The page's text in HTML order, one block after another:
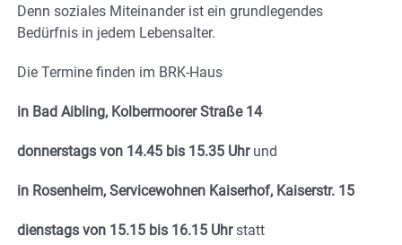
Denn soziales Miteinander ist ein grundlegendes
Bedürfnis in jedem Lebensalter.
Die Termine finden im BRK-Haus
in Bad Aibling, Kolbermoorer Straße 14
donnerstags von 14.45 bis 15.35 Uhrund
in Rosenheim, Servicewohnen Kaiserhof, Kaiserstr. 15
dienstags von 15.15 bis 16.15 Uhrstatt